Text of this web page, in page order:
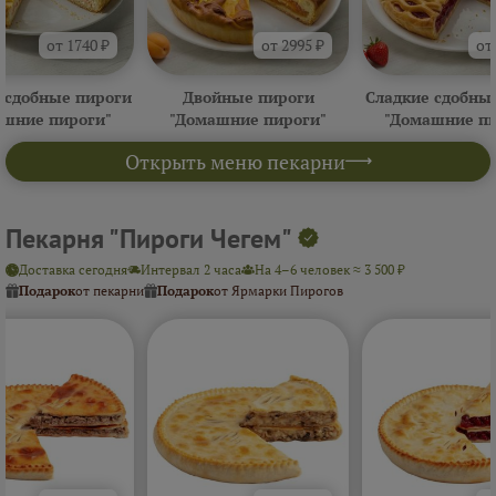
Открыть меню пекарни
от 1740 ₽
пироги
пироги"
от 2995 ₽
Двойные пироги
"Домашние пироги"
от
Сладкие
"Домашние
Пекарня "Пироги Чегем"
Доставка сегодня Интервал 2 часа
На 4–6 человек ≈ 3 500 ₽
Подарокот пекарни Подарокот Ярмарки Пирогов